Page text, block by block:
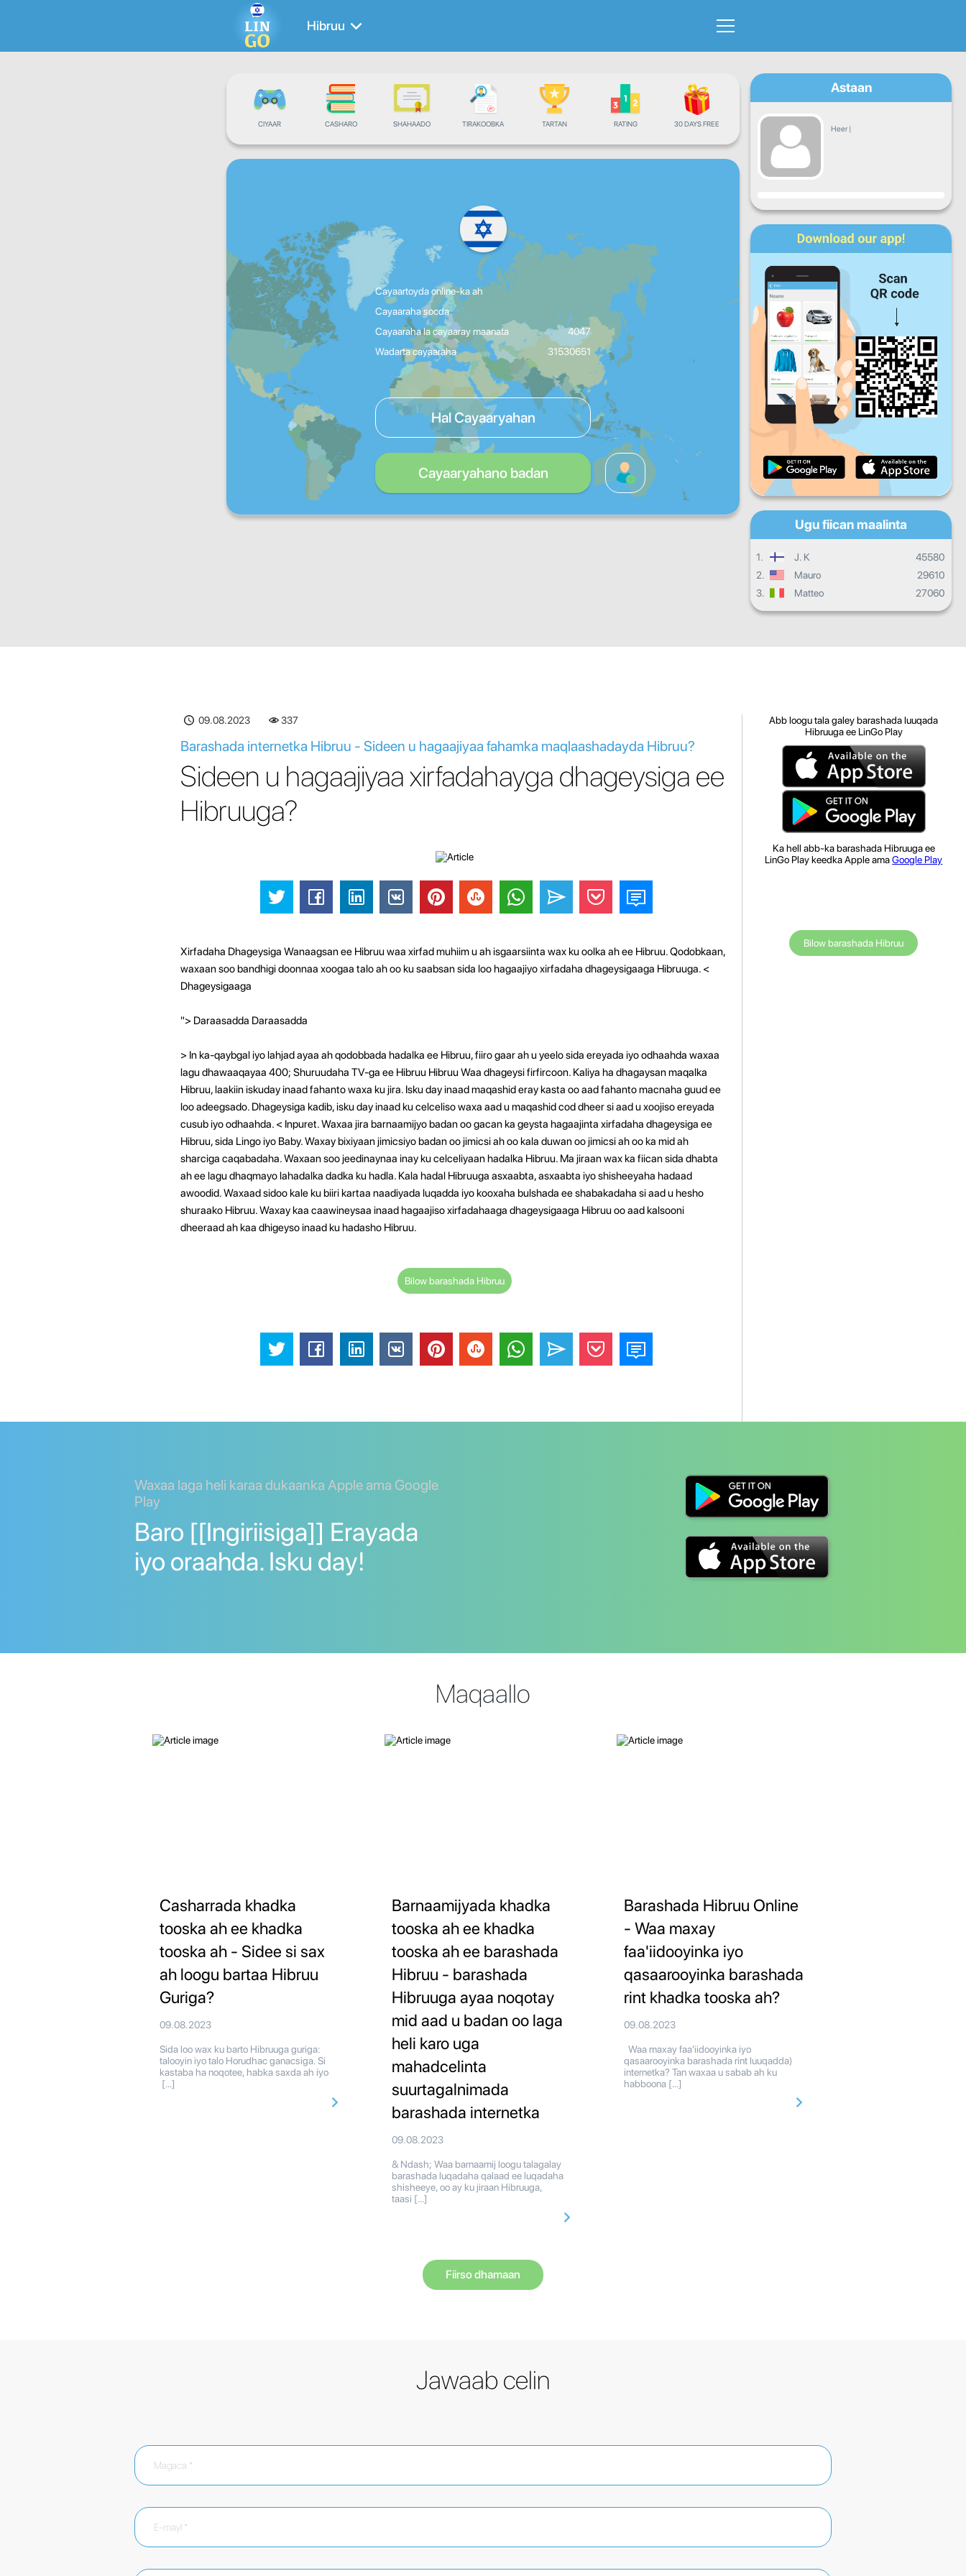
Hibruu
CIYAAR CASHARO SHAHAADO TIRAKOOBKA TARTAN RATING 30 DAYS FREE
Cayaartoyda online-ka ah
Cayaaraha socda
Cayaaraha la cayaaray maanata
4047
Wadarta cayaaraha
31530651
Hal Cayaaryahan
Cayaaryahano badan
Astaan
Heer |
Hormar
Isniin Arbaco Khamiis
Sabti Axad
Hormarka maalinlaha ah
Hormarka billaha ah
Guud ahaan hormarka
Ugu fiican maalinta
1. J. K
45580
2.
Mauro
29610
3.
Matteo 27060
09.08.2023 337
Barashada internetka Hibruu - Sideen u hagaajiyaa fahamka maqlaashadayda Hibruu?
Sideen u hagaajiyaa xirfadahayga dhageysiga ee
Hibruuga?
Xirfadaha Dhageysiga Wanaagsan ee Hibruu waa xirfad muhiim u ah isgaarsiinta wax ku oolka ah ee Hibruu. Qodobkaan,
waxaan soo bandhigi doonnaa xoogaa talo ah oo ku saabsan sida loo hagaajiyo xirfadaha dhageysigaaga Hibruuga. <
Dhageysigaaga
"> Daraasadda Daraasadda
> In ka-qaybgal iyo lahjad ayaa ah qodobbada hadalka ee Hibruu, fiiro gaar ah u yeelo sida ereyada iyo odhaahda waxaa
lagu dhawaaqayaa 400; Shuruudaha TV-ga ee Hibruu Hibruu Waa dhageysi firfircoon. Kaliya ha dhagaysan maqalka
Hibruu, laakiin iskuday inaad fahanto waxa ku jira. Isku day inaad maqashid eray kasta oo aad fahanto macnaha guud ee
loo adeegsado. Dhageysiga kadib, isku day inaad ku celceliso waxa aad u maqashid cod dheer si aad u xoojiso ereyada
cusub iyo odhaahda. < Inpuret. Waxaa jira barnaamijyo badan oo gacan ka geysta hagaajinta xirfadaha dhageysiga ee
Hibruu, sida Lingo iyo Baby. Waxay bixiyaan jimicsiyo badan oo jimicsi ah oo kala duwan oo jimicsi ah oo ka mid ah
sharciga caqabadaha. Waxaan soo jeedinaynaa inay ku celceliyaan hadalka Hibruu. Ma jiraan wax ka fiican sida dhabta
ah ee lagu dhaqmayo lahadalka dadka ku hadla. Kala hadal Hibruuga asxaabta, asxaabta iyo shisheeyaha hadaad
awoodid. Waxaad sidoo kale ku biiri kartaa naadiyada luqadda iyo kooxaha bulshada ee shabakadaha si aad u hesho
shuraako Hibruu.Waxay kaa caawineysaa inaad hagaajiso xirfadahaaga dhageysigaaga Hibruu oo aad kalsooni
dheeraad ah kaa dhigeyso inaad ku hadasho Hibruu.
Bilow barashada Hibruu
Abb loogu tala galey barashada luuqada
Hibruuga ee LinGo Play
Ka hell abb-ka barashada Hibruuga ee
LinGo Play keedka Apple amaGoogle Play
Bilow barashada Hibruu
Waxaa laga heli karaa dukaanka Apple ama Google
Play
Baro [[Ingiriisiga]] Erayada
iyo oraahda. Isku day!
Maqaallo
Casharrada khadka
tooska ah ee khadka
tooska ah - Sidee si sax
ah loogu bartaa Hibruu
Guriga?
09.08.2023
Sida loo wax ku barto Hibruuga guriga:
talooyin iyo talo Horudhac ganacsiga. Si
kastaba ha noqotee, habka saxda ah iyo
[…]
Barnaamijyada khadka
tooska ah ee khadka
tooska ah ee barashada
Hibruu - barashada
Hibruuga ayaa noqotay
mid aad u badan oo laga
heli karo uga
mahadcelinta
suurtagalnimada
barashada internetka
09.08.2023
& Ndash; Waa barnaamij loogu talagalay
barashada luqadaha qalaad ee luqadaha
shisheeye, oo ay ku jiraan Hibruuga,
taasi […]
Barashada Hibruu Online
- Waa maxay
faa'iidooyinka iyo
qasaarooyinka barashada
rint khadka tooska ah?
09.08.2023
Waa maxay faa'iidooyinka iyo
qasaarooyinka barashada rint luuqadda)
internetka? Tan waxaa u sabab ah ku
habboona […]
Fiirso dhamaan
Jawaab celin